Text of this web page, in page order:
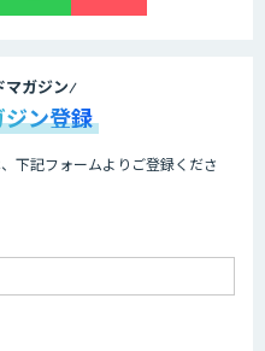
マガジン
ン登録
下記フォームよりご登録くださ